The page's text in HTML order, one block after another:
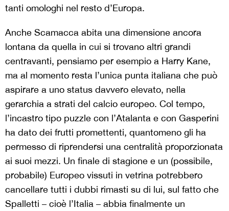
tanti omologhi nel resto d’Europa.
Anche Scamacca abita una dimensione ancora
lontana da quella in cui si trovano altri grandi
centravanti, pensiamo per esempio a Harry Kane,
ma al momento resta l’unica punta italiana che può
aspirare a uno status davvero elevato, nella
gerarchia a strati del calcio europeo. Col tempo,
l’incastro tipo puzzle con l’Atalanta e con Gasperini
ha dato dei frutti promettenti, quantomeno gli ha
permesso di riprendersi una centralità proporzionata
ai suoi mezzi. Un finale di stagione e un (possibile,
probabile) Europeo vissuti in vetrina potrebbero
cancellare tutti i dubbi rimasti su di lui, sul fatto che
Spalletti – cioè l’Italia – abbia finalmente un